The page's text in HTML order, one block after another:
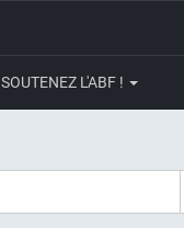
SOUTENEZ L'ABF !